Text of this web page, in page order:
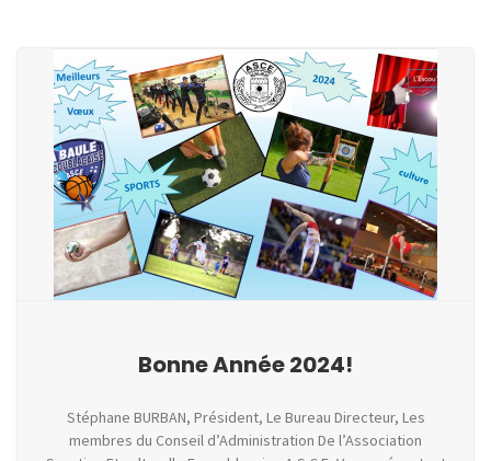
Bonne Année 2024!
Stéphane BURBAN, Président, Le Bureau Directeur, Les
membres du Conseil d’Administration De l’Association